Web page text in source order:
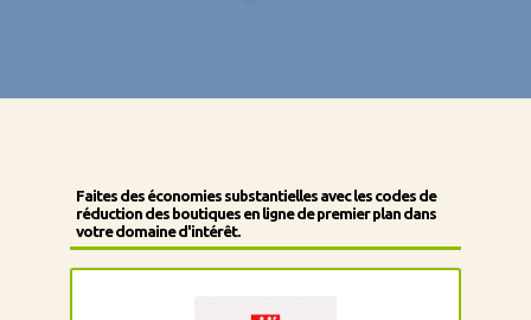
Faites des économies substantielles avec les codes de
réduction des boutiques en ligne de premier plan dans
votre domaine d'intérêt.